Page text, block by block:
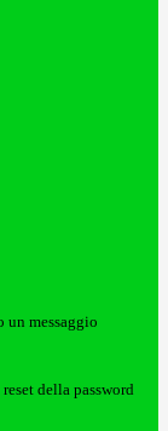
un messaggio
della password